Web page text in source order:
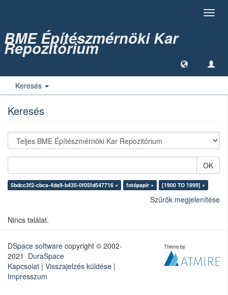
BME Építészmérnöki Kar
Repozitórium
Keresés
Keresés
OK
5bdcc3f2-cbca-4da9-b435-0f05fd547716 × fotópapír × [1900 TO 1999] ×
Szűrők megjelenítése
Nincs találat.
DSpace software copyright © 2002-
2021 DuraSpace
Kapcsolat | Visszajelzés küldése |
Impresszum
Theme by